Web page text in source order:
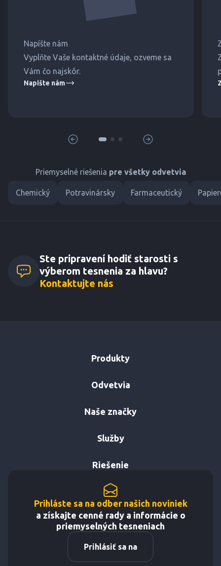
Napíšte nám
Vyplňte Vaše kontaktné údaje, ozveme sa
Vám čo najskôr.
Napište nám
Priemyselné riešenia pre všetky odvetvia
Chemický Potravinársky Farmaceutický
Ste pripravení hodiť starosti s
výberom tesnenia za hlavu?
Kontaktujte nás
Produkty
Odvetvia
Naše značky
Služby
Riešenie
Prihláste sa na odber našich noviniek
a získajte cenné rady a informácie o
priemyselných tesneniach
Prihlásiť sa na